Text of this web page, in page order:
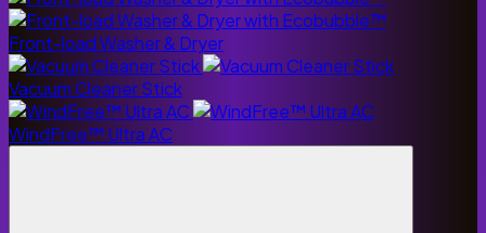
Front-load Washer & Dryer
Vacuum Cleaner Stick
WindFree™ Ultra AC